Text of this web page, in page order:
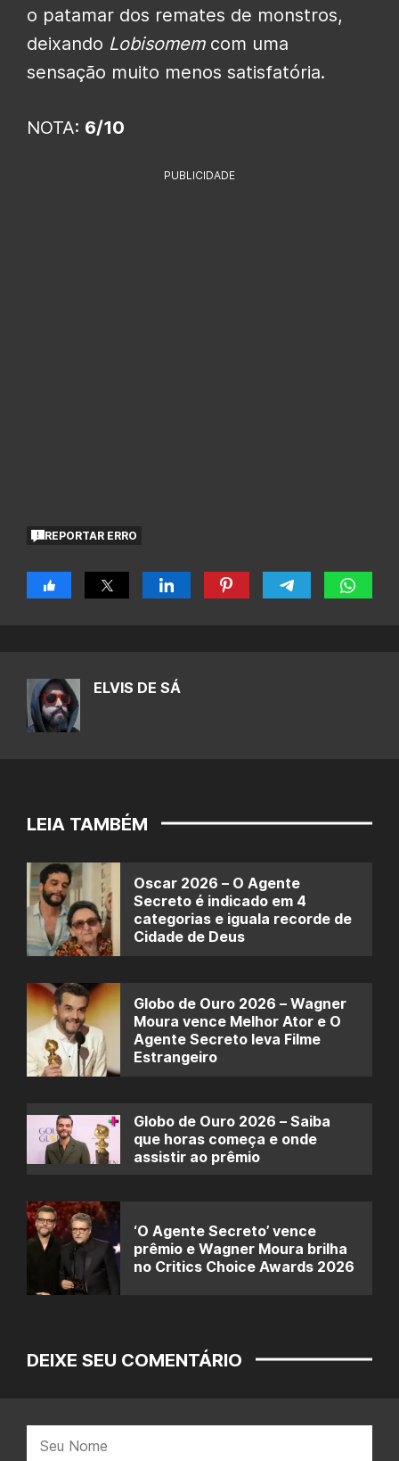
o patamar dos remates de monstros,
deixando Lobisomemcom uma
sensação muito menos satisfatória.
NOTA: 6/10
PUBLICIDADE
REPORTAR ERRO
ELVIS DE SÁ
LEIA TAMBÉM
Oscar 2026 – O Agente
Secreto é indicado em 4
categorias e iguala recorde de
Cidade de Deus
Globo de Ouro 2026 – Wagner
Moura vence Melhor Ator e O
Agente Secreto leva Filme
Estrangeiro
Globo de Ouro 2026 – Saiba
que horas começa e onde
assistir ao prêmio
‘O Agente Secreto’ vence
prêmio e Wagner Moura brilha
no Critics Choice Awards 2026
DEIXE SEU COMENTÁRIO